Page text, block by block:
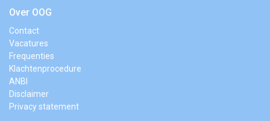
Over OOG
Contact
Vacatures
Frequenties
Klachtenprocedure
ANBI
Disclaimer
Privacy statement